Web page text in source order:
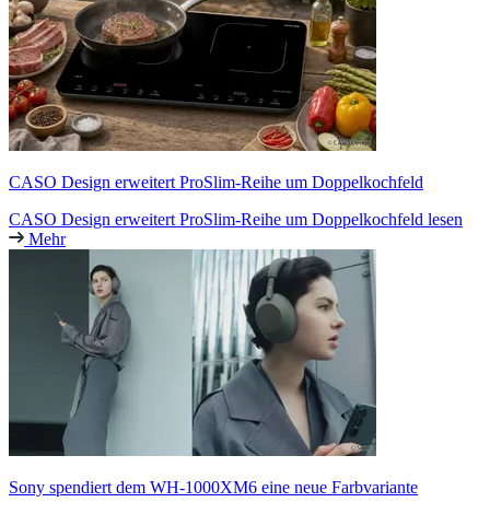
CASO Design erweitert ProSlim-Reihe um Doppelkochfeld
CASO Design erweitert ProSlim-Reihe um Doppelkochfeld lesen
Mehr
Sony spendiert dem WH-1000XM6 eine neue Farbvariante